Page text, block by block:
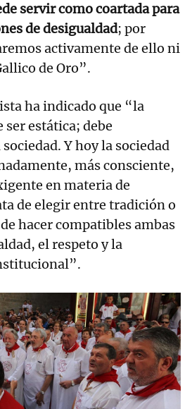
servir como coartada para
de desigualdad; por
activamente de ello ni
de Oro”.
ha indicado que “la
estática; debe
Y hoy la sociedad
más consciente,
en materia de
de elegir entre tradición o
hacer compatibles ambas
el respeto y la